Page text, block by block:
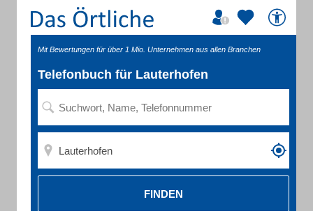
Mit Bewertungen für über 1 Mio. Unternehmen aus allen Branchen
Telefonbuch für Lauterhofen
FINDEN